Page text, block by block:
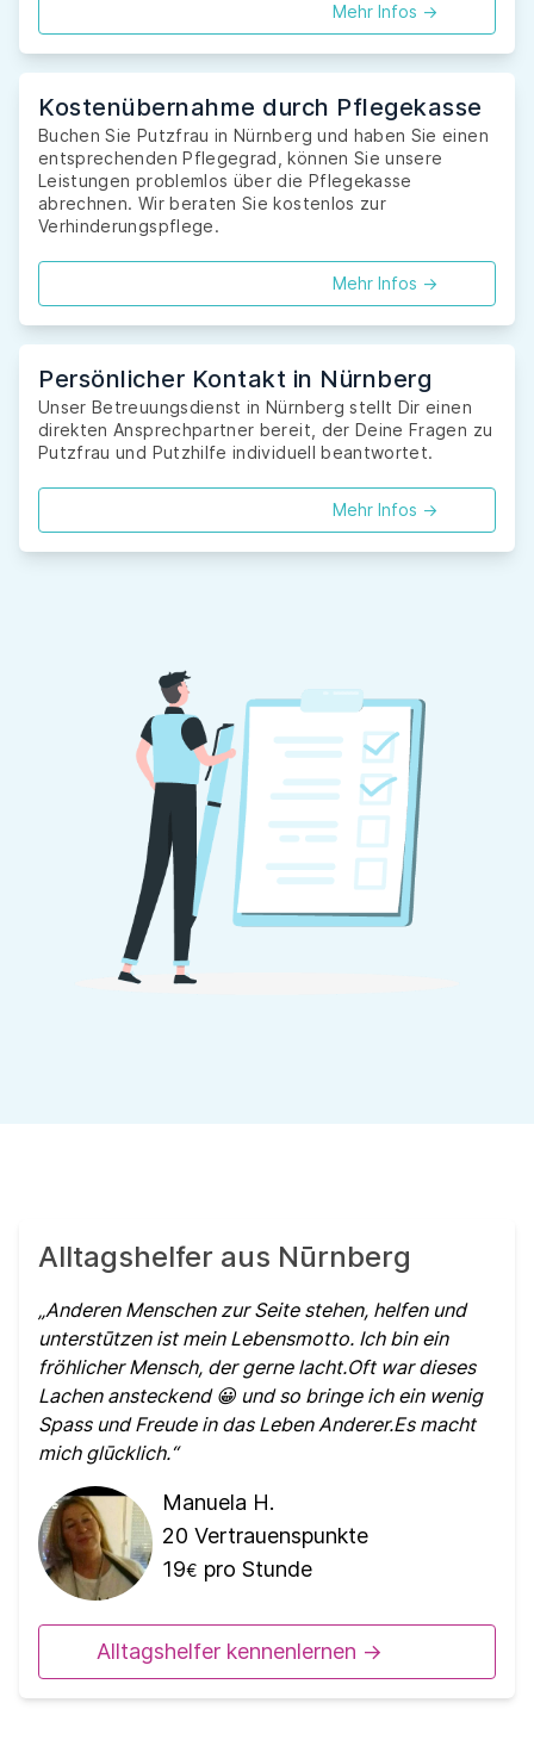
Mehr Infos ->
Kostenübernahme durch Pflegekasse
Buchen Sie Putzfrau in Nürnberg und haben Sie einen
entsprechenden Pflegegrad, können Sie unsere
Leistungen problemlos über die Pflegekasse
abrechnen. Wir beraten Sie kostenlos zur
Verhinderungspflege.
Mehr Infos ->
Persönlicher Kontakt in Nürnberg
Unser Betreuungsdienst in Nürnberg stellt Dir einen
direkten Ansprechpartner bereit, der Deine Fragen zu
Putzfrau und Putzhilfe individuell beantwortet.
Mehr Infos ->
Alltagshelfer aus Nūrnberg
Anderen Menschen zur Seite stehen, helfen und
unterstūtzen ist mein Lebensmotto. Ich bin ein
fröhlicher Mensch, der gerne lacht.Oft war dieses
Lachen ansteckend 😀 und so bringe ich ein wenig
Spass und Freude in das Leben Anderer.Es macht
mich glūcklich.
Manuela H.
20 Vertrauenspunkte
19€ pro Stunde
Alltagshelfer kennenlernen ->